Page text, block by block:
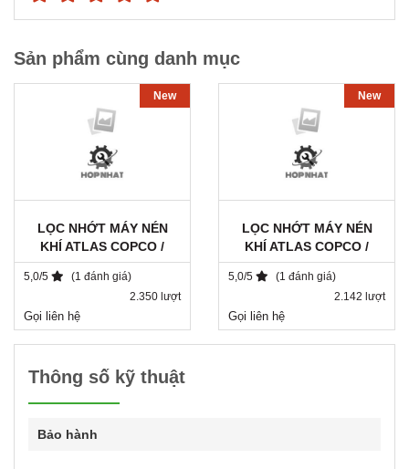
Sản phẩm cùng danh mục
New
LỌC NHỚT MÁY NÉN
KHÍ ATLAS COPCO /
1615943680 / DA 1182
5,0/5
(1 đánh giá)
2.350 lượt
Gọi liên hệ
New
LỌC NHỚT MÁY NÉN
KHÍ ATLAS COPCO /
2901062301
5,0/5
(1 đánh giá)
2.142 lượt
Gọi liên hệ
Thông số kỹ thuật
Bảo hành